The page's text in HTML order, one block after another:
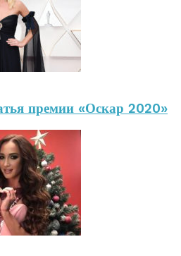
премии «Оскар 2020»